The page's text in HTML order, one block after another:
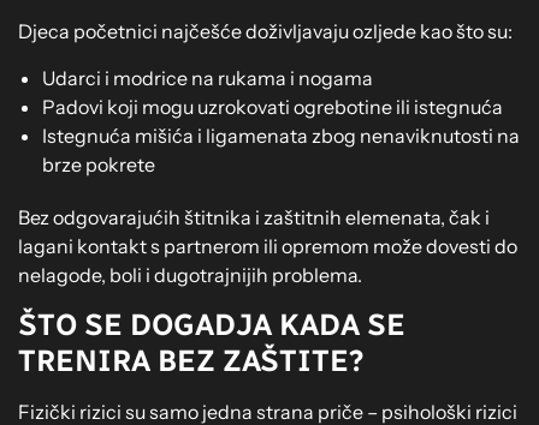
Djeca početnici najčešće doživljavaju ozljede kao što su:
Udarci i modrice na rukama i nogama
Padovi koji mogu uzrokovati ogrebotine ili istegnuća
Istegnuća mišića i ligamenata zbog nenaviknutosti na
brze pokrete
Bez odgovarajućih štitnika i zaštitnih elemenata, čak i
lagani kontakt s partnerom ili opremom može dovesti do
nelagode, boli i dugotrajnijih problema.
ŠTO SE DOGADJA KADA SE
TRENIRA BEZ ZAŠTITE?
Fizički rizici su samo jedna strana priče – psihološki rizici